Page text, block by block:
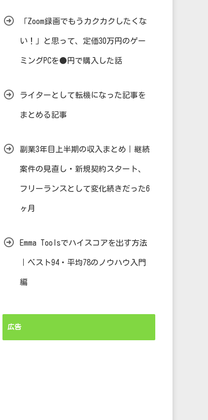
「Zoom録画でもうカクカクしたくな
い！」と思って、定価30万円のゲー
ミングPCを●円で購入した話
ライターとして転機になった記事を
まとめる記事
副業3年目上半期の収入まとめ｜継続
案件の見直し・新規契約スタート、
フリーランスとして変化続きだった6
ヶ月
Emma Toolsでハイスコアを出す方法
｜ベスト94・平均78のノウハウ入門
編
広告